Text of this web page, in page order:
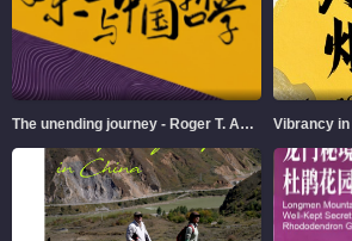
The unending journey - Roger T. Ames and Chinese Philosophy Vibrancy